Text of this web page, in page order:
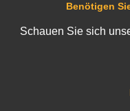
Benötigen
Schauen Sie sich